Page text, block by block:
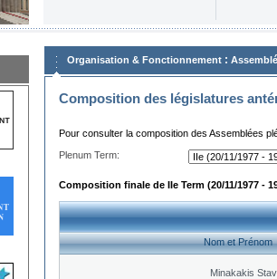
Organisation & Fonctionnement :
Composition des législatures
Pour consulter la composition des Assemblées
Plenum Term:
Composition finale de IIe Term (20/11/1977 -
Nom et Prénom
Minakakis